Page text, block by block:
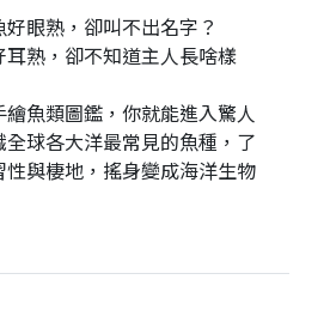
眼熟，卻叫不出名字？
熟，卻不知道主人長啥樣
魚類圖鑑，你就能進入驚人
全球各大洋最常見的魚種，了
與棲地，搖身變成海洋生物